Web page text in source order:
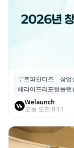
루트파인더
(디딤돌)’ 선
루트파인더즈 창업
배리어프리포털플랫
Welaunch
오늘 오전 8:11